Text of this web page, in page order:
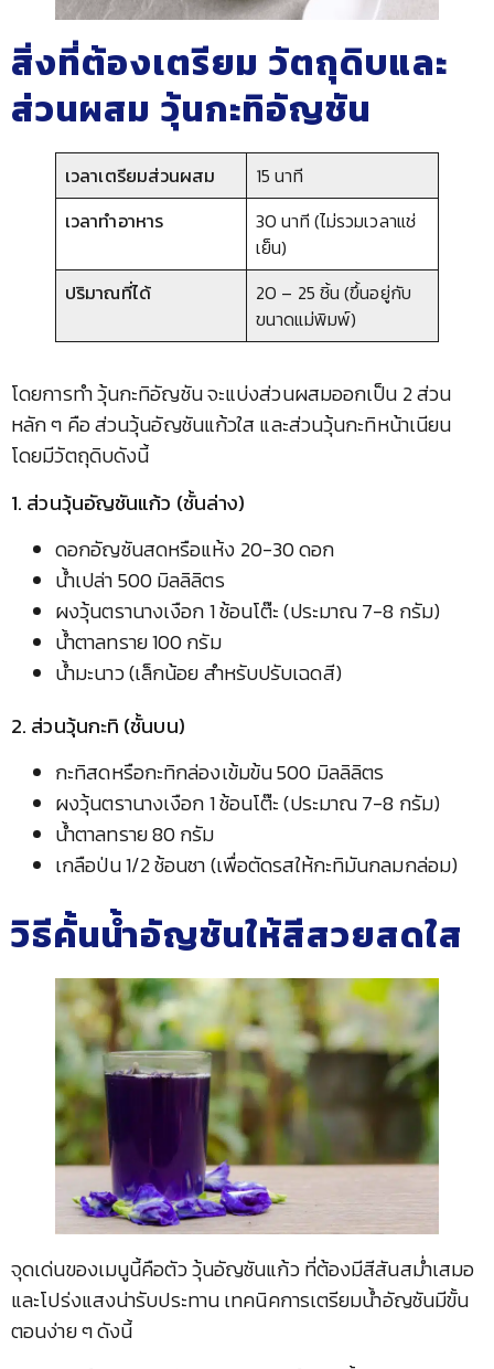
สิ่งที่ต้องเตรียม วัตถุดิบและ
ส่วนผสม วุ้นกะทิอัญชัน
เวลาเตรียมส่วนผสม
15 นาที
เวลาทำอาหาร
30 นาที (ไม่รวมเวลาแช่
เย็น)
ปริมาณที่ได้
20 – 25 ชิ้น (ขึ้นอยู่กับ
ขนาดแม่พิมพ์)
โดยการทำ วุ้นกะทิอัญชัน จะแบ่งส่วนผสมออกเป็น 2 ส่วน
หลัก ๆ คือ ส่วนวุ้นอัญชันแก้วใส และส่วนวุ้นกะทิหน้าเนียน
โดยมีวัตถุดิบดังนี้
1. ส่วนวุ้นอัญชันแก้ว (ชั้นล่าง)
ดอกอัญชันสดหรือแห้ง 20-30 ดอก
น้ำเปล่า 500 มิลลิลิตร
ผงวุ้นตรานางเงือก 1 ช้อนโต๊ะ (ประมาณ 7-8 กรัม)
น้ำตาลทราย 100 กรัม
น้ำมะนาว (เล็กน้อย สำหรับปรับเฉดสี)
2. ส่วนวุ้นกะทิ (ชั้นบน)
กะทิสดหรือกะทิกล่องเข้มข้น 500 มิลลิลิตร
ผงวุ้นตรานางเงือก 1 ช้อนโต๊ะ (ประมาณ 7-8 กรัม)
น้ำตาลทราย 80 กรัม
เกลือป่น 1/2 ช้อนชา (เพื่อตัดรสให้กะทิมันกลมกล่อม)
วิธีคั้นน้ำอัญชันให้สีสวยสดใส
จุดเด่นของเมนูนี้คือตัว วุ้นอัญชันแก้ว ที่ต้องมีสีสันสม่ำเสมอ
และโปร่งแสงน่ารับประทาน เทคนิคการเตรียมน้ำอัญชันมีขั้น
ตอนง่าย ๆ ดังนี้